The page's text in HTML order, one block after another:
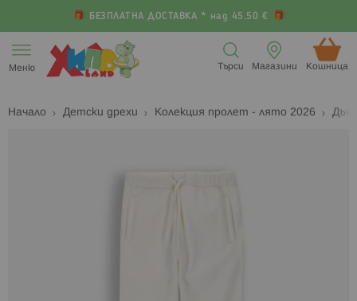
БЕЗПЛАТНА ДОСТАВКА * над 45.50 €
към
съдържанието
Меню Кошница (
Магазини
Търси
Начало Детски дрехи Колекция пролет - лято 2026